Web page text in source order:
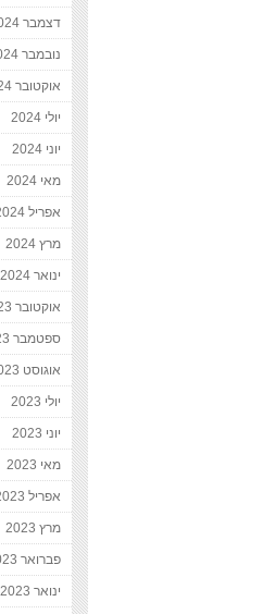
דצמבר 2024
נובמבר 2024
אוקטובר 2024
יולי 2024
יוני 2024
מאי 2024
אפריל 2024
מרץ 2024
ינואר 2024
אוקטובר 2023
ספטמבר 2023
אוגוסט 2023
יולי 2023
יוני 2023
מאי 2023
אפריל 2023
מרץ 2023
פברואר 2023
ינואר 2023